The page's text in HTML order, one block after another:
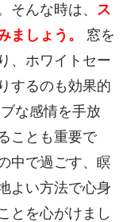
そんな時は、
ス
ましょう。
窓を
、ホワイトセー
するのも効果的
な感情を手放
ことも重要で
中で過ごす、瞑
よい方法で心身
とを心がけまし